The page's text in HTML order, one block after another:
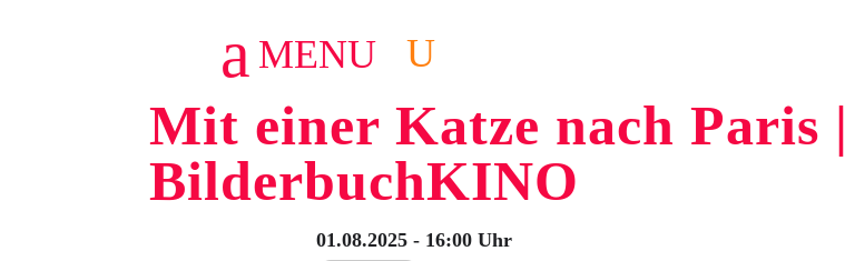
a MENU U
Mit einer Katze nach Paris |
BilderbuchKINO
01.08.2025 - 16:00 Uhr